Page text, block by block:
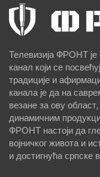
Телевизија ФРОНТ је
канал који се
традиције и
канала је да на
везане за ову
динамичним
ФРОНТ настоји да
војничког живота и
и достигнућа српске